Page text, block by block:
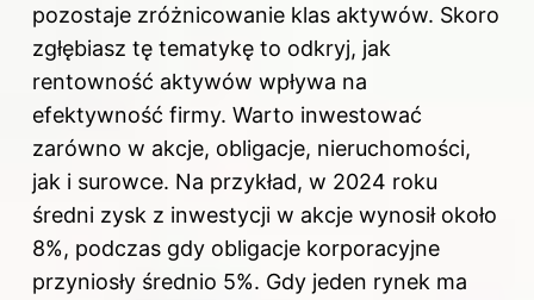
pozostaje zróżnicowanie klas aktywów. Skoro
zgłębiasz tę tematykę to odkryj, jak
rentowność aktywów wpływa na
efektywność firmy. Warto inwestować
zarówno w akcje, obligacje, nieruchomości,
jak i surowce. Na przykład, w 2024 roku
średni zysk z inwestycji w akcje wynosił około
8%, podczas gdy obligacje korporacyjne
przyniosły średnio 5%. Gdy jeden rynek ma